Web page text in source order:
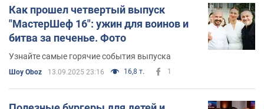
Как прошел четвертый выпуск
"МастерШеф 16": ужин для воинов и
битва за печенье. Фото
Узнайте самые горячие события выпуска
Шоу Oboz 13.09.2025 23:16 16,8 т. 1